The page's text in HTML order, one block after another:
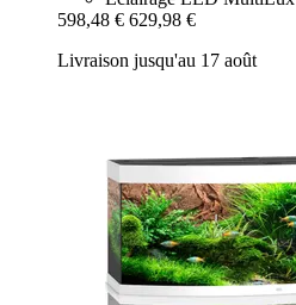
598,48 € 629,98 €
Livraison jusqu'au 17 août